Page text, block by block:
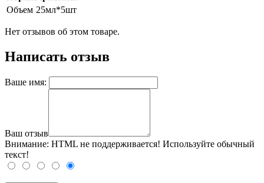
Объем 25мл*5шт
Нет отзывов об этом товаре.
Написать отзыв
Ваше имя:
Ваш отзыв
Внимание: HTML не поддерживается! Используйте обычный
текст!